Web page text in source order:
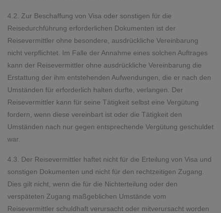
4.2. Zur Beschaffung von Visa oder sonstigen für die
Reisedurchführung erforderlichen Dokumenten ist der
Reisevermittler ohne besondere, ausdrückliche Vereinbarung
nicht verpflichtet. Im Falle der Annahme eines solchen Auftrages
kann der Reisevermittler ohne ausdrückliche Vereinbarung die
Erstattung der ihm entstehenden Aufwendungen, die er nach den
Umständen für erforderlich halten durfte, verlangen. Der
Reisevermittler kann für seine Tätigkeit selbst eine Vergütung
fordern, wenn diese vereinbart ist oder die Tätigkeit den
Umständen nach nur gegen entsprechende Vergütung geschuldet
war.
4.3. Der Reisevermittler haftet nicht für die Erteilung von Visa und
sonstigen Dokumenten und nicht für den rechtzeitigen Zugang.
Dies gilt nicht, wenn die für die Nichterteilung oder den
verspäteten Zugang maßgeblichen Umstände vom
Reisevermittler schuldhaft verursacht oder mitverursacht worden